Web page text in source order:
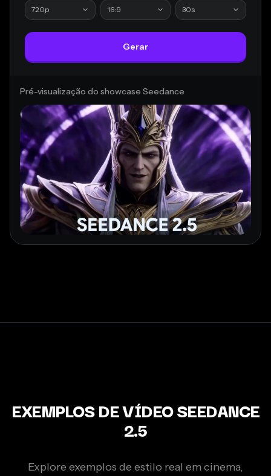
720p 16:9 30s
Gerar
Pré-visualização do showcase Seedance
EXEMPLOS DE VÍDEO SEEDANCE
2.5
Explore exemplos de estilo real em cinema,